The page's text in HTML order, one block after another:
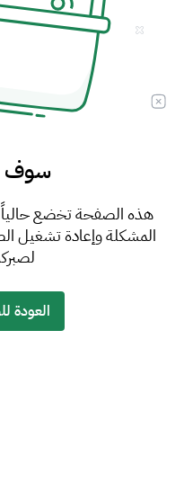
سوف
هذه الصفحة تخضع
المشكلة وإعادة تشغيل
العودة